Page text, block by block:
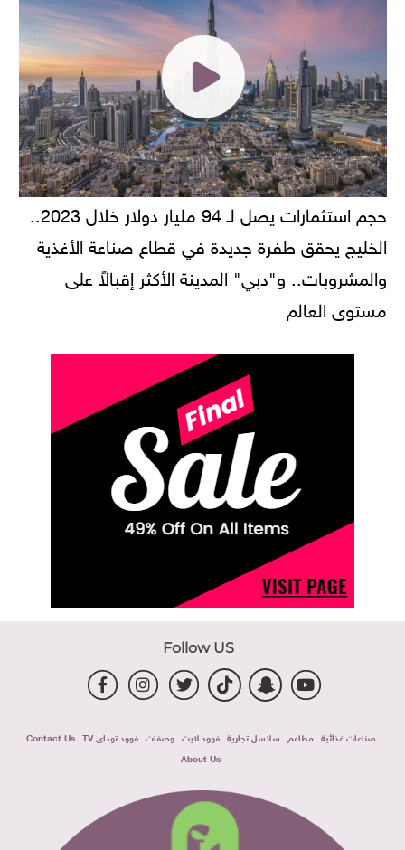
الخليج يحقق طفرة جديدة في قطاع صناعة الأغذية
والمشروبات.. و"دبي" المدينة الأكثر إقبالاً على
مستوى العالم
Follow US
صناعات غذائية مطاعم سلاسل تجارية فوود لايت وصفات فوود توداى TV
Contact Us
About Us